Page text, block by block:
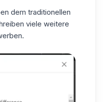
dem traditionellen
viele weitere